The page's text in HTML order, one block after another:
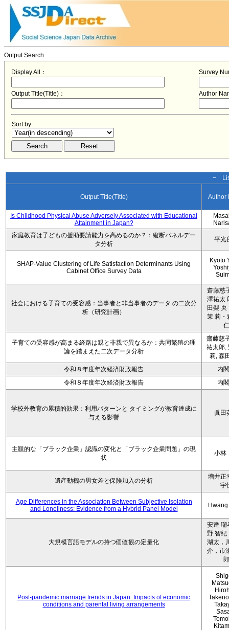
Output Search
Display All： Survey
Output Title(Title)： Author
Sort by:
−
Output Title(Title) Author
Is Childhood Physical Abuse Adversely Associated with Educational
Attainment in Japan?
家庭教育は子どもの援助要請能力を高めるのか？：縦断パネルデー
タ分析
平光
SHAP-Value Clustering of Life Satisfaction Determinants Using
Cabinet Office Survey Data
Kyoto
社会における子育ての受容感：当事者と非当事者のデータ の二次分
析（研究計画）
齋藤慈
澤祐太
田梨 央
茉 莉・
仁
子育ての受容感が高まる経路は親と非親で異なるか：共同繁殖の理
論を踏まえた二次データ分析
齋藤慈
祐太郎,
莉, 森
令和８年度年次経済財政報告
内
令和８年度年次経済財政報告
内
学校外教育の累積的効果：利用パターンと タイミングが教育達成に
与える影響
眞田
主観的な「ブラック企業」認識の変化と「ブラック企業問題」の現
状
小
遺産動機の男女差と保険加入の分析
増井正
宇
Age Differences in the Association Between Subjective Isolation
and Loneliness: Evidence from a Hybrid Panel Model
大規模言語モデルの持つ価値観の定量化
安達 瑠
野 智紀
湖太，
介，市
郎
Post-pandemic marriage trends in Japan: Impacts of economic
conditions and parental living arrangements